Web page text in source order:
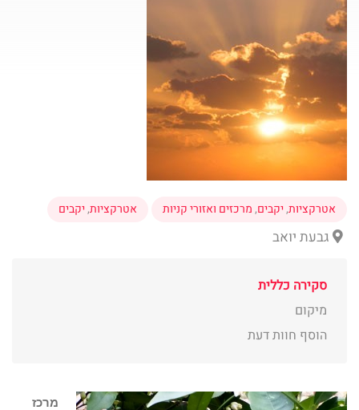
אטרקציות,יקבים,מרכזים ואזורי קניות אטרקציות,יקבים
גבעת יואב
סקירה כללית
מיקום
הוסף חוות דעת
מרכז